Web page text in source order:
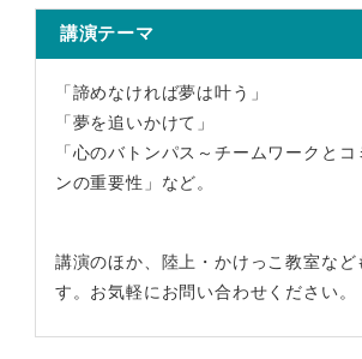
講演テーマ
「諦めなければ夢は叶う」
「夢を追いかけて」
「心のバトンパス～チームワークとコ
ンの重要性」など。
講演のほか、陸上・かけっこ教室など
す。お気軽にお問い合わせくださ